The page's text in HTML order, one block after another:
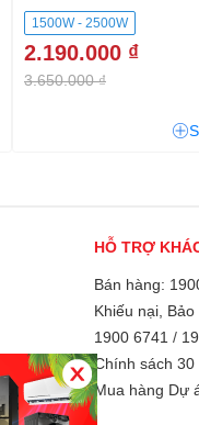
1500W - 2500W
2.190.000 ₫
3.650.000 ₫
HỖ TRỢ
Bán hàng:
Khiếu nại, Bảo
1900 6741 /
Chính sách
Mua hàng Dự